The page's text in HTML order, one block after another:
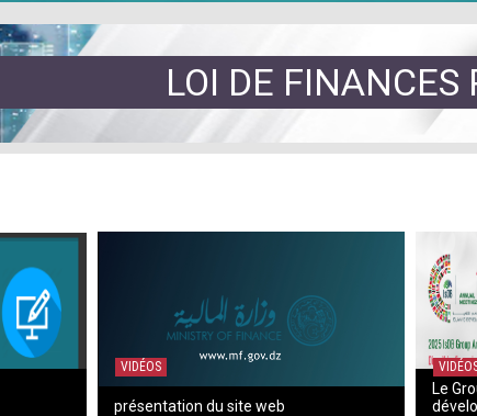
LOI DE FINANCES
VIDÉOS
présentation du site web
Le